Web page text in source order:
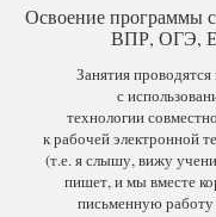
Освоение программы
ВПР, ОГЭ,
Занятия
с
технологии
к рабочей электронной
(т.е. я слышу, вижу
пишет, и мы вместе
письменную работу